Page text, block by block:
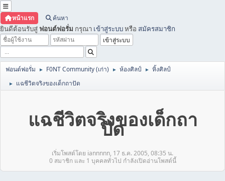
หน้าแรก ค้นหา
ยินดีต้อนรับสู่ ฟอนต์ฟอรั่ม กรุณา เข้าสู่ระบบหรือ สมัครสมาชิก
ฟอนต์ฟอรั่ม ► F0NT Community (เก่า) ► ห้องศิลป์ ► หิ้งศิลป์
► แฉชีวิตจริงของเด็กถาปัด
แฉชีวิตจริงของเด็กถา
ปัด
เริ่มโพสต์โดย iannnnn, 17 ธ.ค. 2005, 08:35 น.
0 สมาชิก และ 1 บุคคลทั่วไป กำลังเปิดอ่านโพสต์นี้